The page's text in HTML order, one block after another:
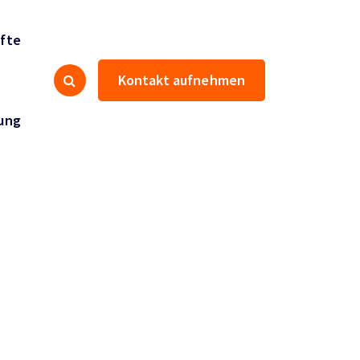
Kontakt aufnehmen